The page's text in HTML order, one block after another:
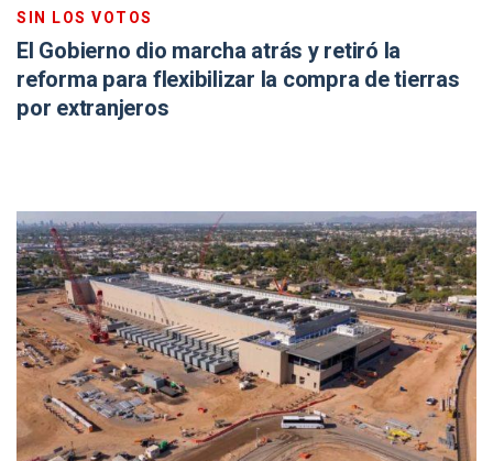
SIN LOS VOTOS
El Gobierno dio marcha atrás y retiró la
reforma para flexibilizar la compra de tierras
por extranjeros